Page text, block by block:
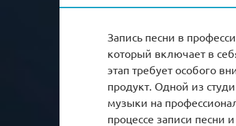
Запись песни в
который включает в
этап требует особого
продукт. Одной из
музыки на
процессе записи песни